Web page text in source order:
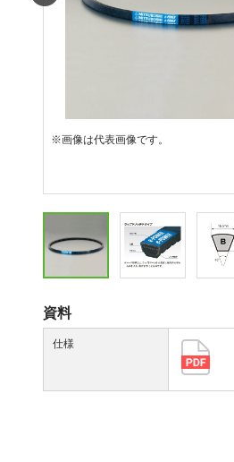
※画像は代表画像です。
資料
仕様